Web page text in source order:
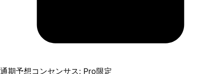
通期予想コンセンサス: Pro限定